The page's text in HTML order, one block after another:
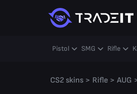
Pistol SMG Rifle
CS2 skins > Rifle > AUG